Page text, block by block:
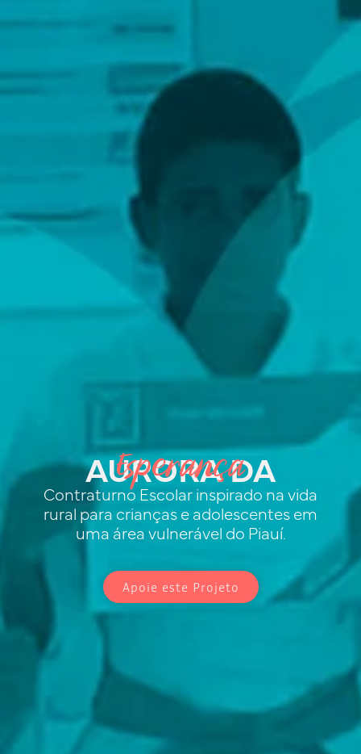
AURORA DA
Esperança
Contraturno Escolar inspirado na vida
rural para crianças e adolescentes em
uma área vulnerável do Piauí.
Apoie este Projeto